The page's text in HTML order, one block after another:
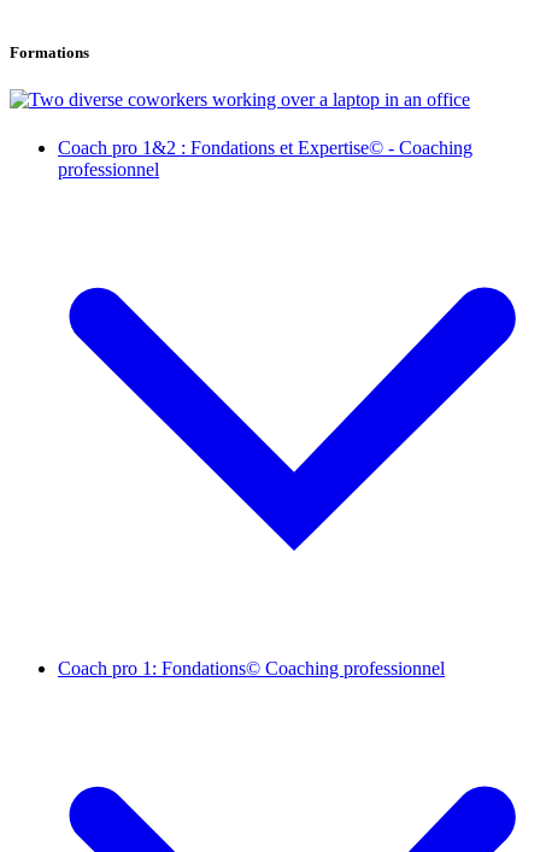
Formations
Coach pro 1&2 : Fondations et Expertise© - Coaching
professionnel
Coach pro 1: Fondations© Coaching professionnel